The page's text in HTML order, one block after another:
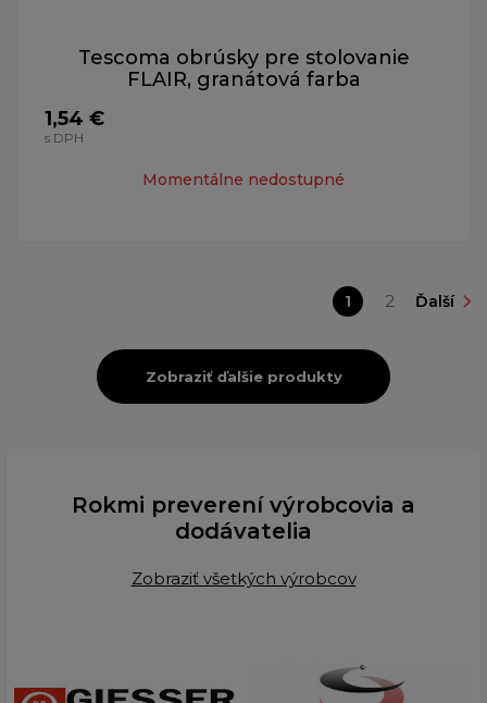
Tescoma obrúsky pre stolovanie
FLAIR, granátová farba
1,54 €
s DPH
Momentálne nedostupné
1 2 Ďalší
Zobraziť ďalšie produkty
Rokmi preverení výrobcovia a
dodávatelia
Zobraziť všetkých výrobcov